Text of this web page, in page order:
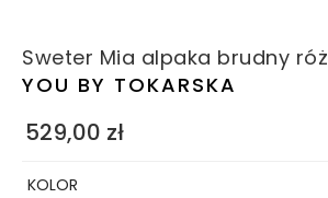
Sweter Mia alpaka brudny róż
YOU BY TOKARSKA
529,00 zł
KOLOR